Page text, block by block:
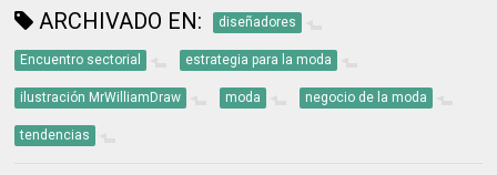
ARCHIVADO EN: diseñadores
Encuentro sectorial estrategia para la moda
ilustración MrWilliamDraw moda negocio de la moda
tendencias